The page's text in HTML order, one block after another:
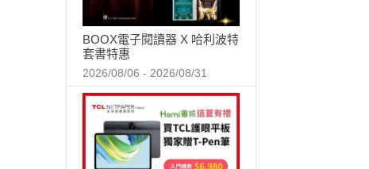
BOOX電子閱讀器 X 哈利波特
套書特惠
2026/08/06 - 2026/08/31